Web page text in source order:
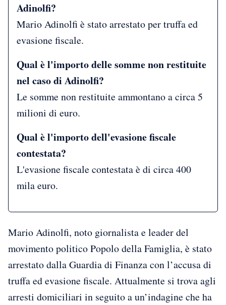
Adinolfi?
Mario Adinolfi è stato arrestato per truffa ed
evasione fiscale.
Qual è l'importo delle somme non restituite
nel caso di Adinolfi?
Le somme non restituite ammontano a circa 5
milioni di euro.
Qual è l'importo dell'evasione fiscale
contestata?
L'evasione fiscale contestata è di circa 400
mila euro.
Mario Adinolfi, noto giornalista e leader del
movimento politico Popolo della Famiglia, è stato
arrestato dalla Guardia di Finanza con l’accusa di
truffa ed evasione fiscale. Attualmente si trova agli
arresti domiciliari in seguito a un’indagine che ha